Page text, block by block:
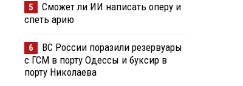
5
Сможет ли ИИ написать оперу и
спеть арию
6
ВС России поразили резервуары
с ГСМ в порту Одессы и буксир в
порту Николаева